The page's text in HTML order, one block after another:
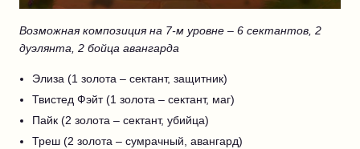
Возможная композиция на 7-м уровне – 6 сектантов, 2
дуэлянта, 2 бойца авангарда
Элиза (1 золота – сектант, защитник)
Твистед Фэйт (1 золота – сектант, маг)
Пайк (2 золота – сектант, убийца)
Треш (2 золота – сумрачный, авангард)